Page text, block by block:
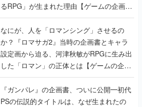
るRPG」が生まれた理由【ゲームの企画
書】
なにが、人を「ロマンシング」させるの
か？『ロマサガ2』当時の企画書とキャラ
設定画から迫る、河津秋敏がRPGに生み出
した「ロマン」の正体とは【ゲームの企画
書】
『ガンパレ』の企画書、ついに公開━初代
PSの伝説的タイトルは、なぜ生まれたの